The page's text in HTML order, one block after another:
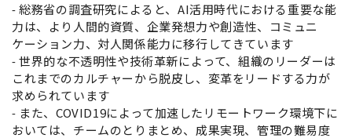
⁃ 総務省の調査研究によると、AI活用時代における重要な能
力は、より人間的資質、企業発想力や創造性、コミュニ
ケーション力、対人関係能力に移行してきています
⁃ 世界的な不透明性や技術革新によって、組織のリーダーは
これまでのカルチャーから脱皮し、変革をリードする力が
求められています
⁃ また、COVID19によって加速したリモートワーク環境下に
おいては、チームのとりまとめ、成果実現、管理の難易度